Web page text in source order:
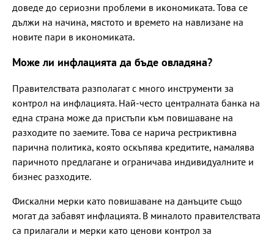
доведе до сериозни проблеми в икономиката. Това се
дължи на начина, мястото и времето на навлизане на
новите пари в икономиката.
Може ли инфлацията да бъде овладяна?
Правителствата разполагат с много инструменти за
контрол на инфлацията. Най-често централната банка на
една страна може да пристъпи към повишаване на
разходите по заемите. Това се нарича рестриктивна
парична политика, която оскъпява кредитите, намалява
паричното предлагане и ограничава индивидуалните и
бизнес разходите.
Фискални мерки като повишаване на данъците също
могат да забавят инфлацията. В миналото правителствата
са прилагали и мерки като ценови контрол за